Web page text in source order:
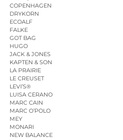
COPENHAGEN
DRYKORN
ECOALF
FALKE
GOT BAG
HUGO
JACK & JONES
KAPTEN & SON
LA PRAIRIE
LE CREUSET
LEVI’S®
LUISA CERANO
MARC CAIN
MARC O’POLO
MEY
MONARI
NEW BALANCE